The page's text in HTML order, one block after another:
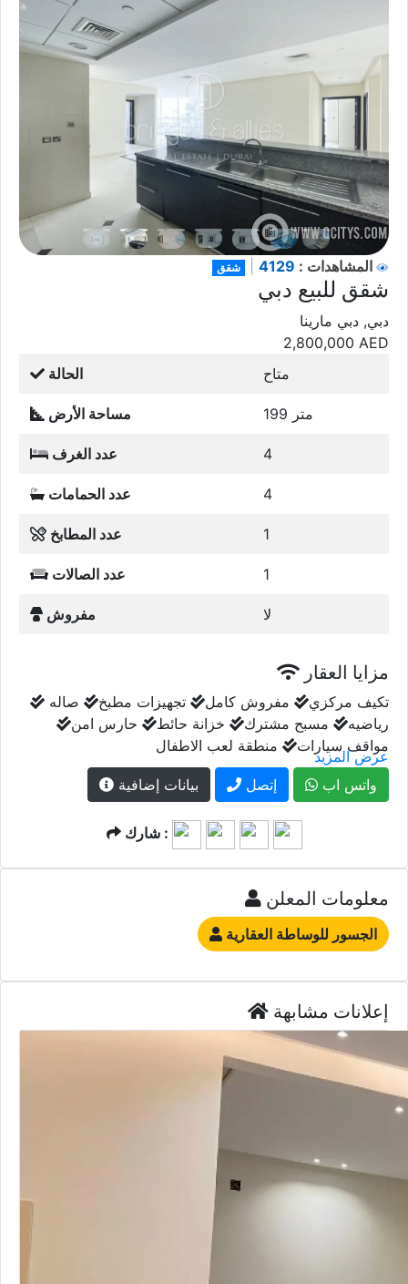
شقق المشاهدات :
شقق للبيع دبي
دبي, دبي مارينا
2,800,000 AED
الحالة
متاح
مساحة الأرض 199 متر
عدد الغرف 4
عدد الحمامات 4
عدد المطابخ 1
عدد الصالات 1
مفروش لا
مزايا العقار
تكيف مركزي مفروش كامل تجهيزات مطبخ
صاله
رياضيه
مسبح مشترك خزانة حائط
حارس امن
مواقف سيارات
منطقة لعب الاطفال
عرض المزيد
بيانات إضافية
إتصل واتس اب
شارك :
معلومات المعلن
الجسور للوساطة العقارية
إعلانات مشابهة